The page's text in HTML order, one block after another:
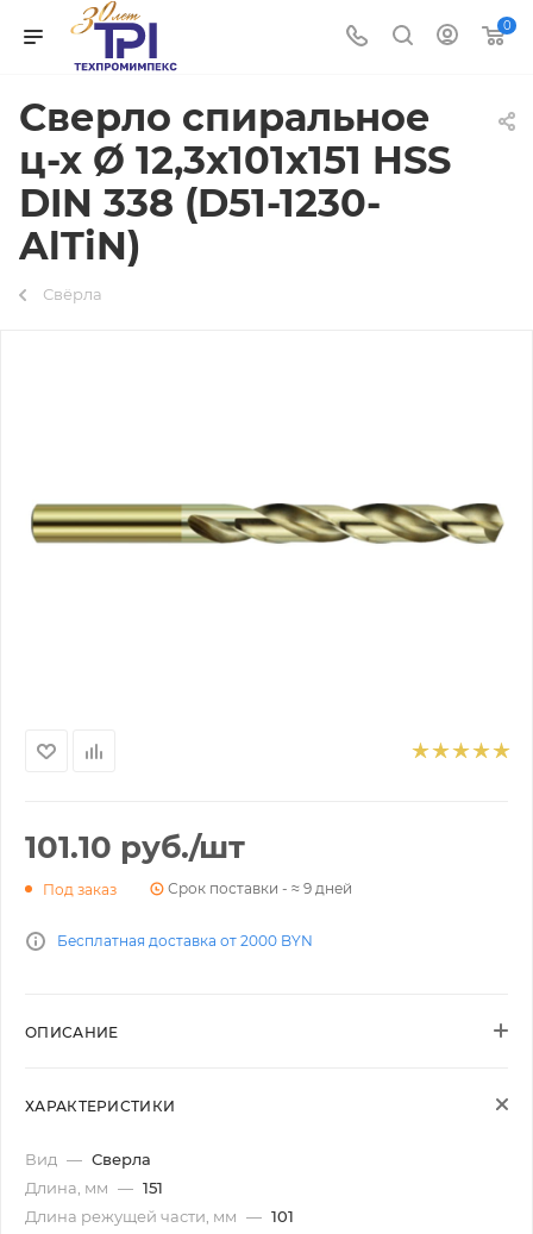
0
Сверло спиральное
ц-х Ø 12,3х101х151 HSS
DIN 338 (D51-1230-
AlTiN)
Свёрла
101.10 руб./шт
Под заказ Срок поставки - ≈ 9 дней
Бесплатная доставка от 2000 BYN
ОПИСАНИЕ
ХАРАКТЕРИСТИКИ
Вид — Сверла
Длина, мм — 151
Длина режущей части, мм — 101